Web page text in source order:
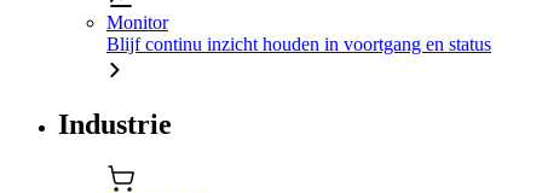
Monitor
Blijf continu inzicht houden in voortgang en status
Industrie